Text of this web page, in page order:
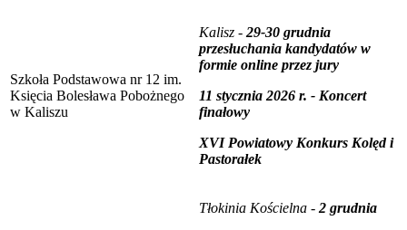
Szkoła Podstawowa nr 12 im.
Księcia Bolesława Pobożnego
w Kaliszu
Kalisz - 29-30 grudnia
przesłuchania kandydatów w
formie online przez jury
11 stycznia 2026 r. - Koncert
finałowy
XVI Powiatowy Konkurs Kolęd i
Pastorałek
Tłokinia Kościelna - 2 grudnia